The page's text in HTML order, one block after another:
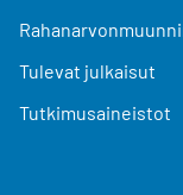
Tulevat julkaisut
Tutkimusaineistot